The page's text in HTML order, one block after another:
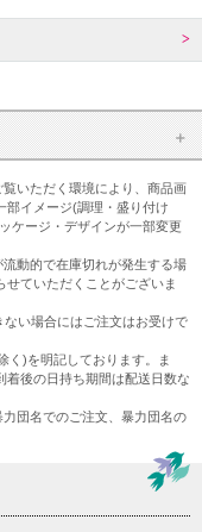
いただく環境により、商品画
部イメージ(調理・盛り付け
ケージ・デザインが一部変更
動的で在庫切れが発生する場
ていただくことがございま
い場合にはご注文はお受けで
く)を明記しております。ま
着後の日持ち期間は配送日数な
団名でのご注文、暴力団名の